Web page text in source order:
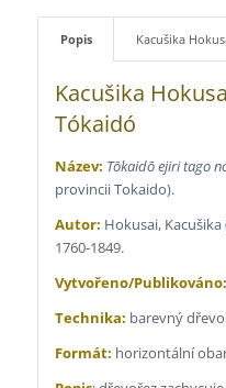
Popis Kacušika
Kacušika
Tókaidó
Název: Tōkaidō ejiri tago
provincii Tokaido).
Autor: Hokusai, Kacušika
1760-1849.
Vytvořeno/Publikováno:
Technika: barevný
Formát: horizontální